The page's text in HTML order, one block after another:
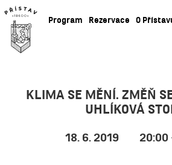
Program Rezervace O
KLIMA SE MĚNÍ. ZMĚŇ
UHLÍKOVÁ
18. 6. 2019 20:00